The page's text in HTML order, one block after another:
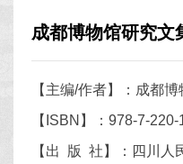
成都博物馆研究文
【主编/作者】：成都博
【ISBN】：978-7-
【出 版 社】：四川人